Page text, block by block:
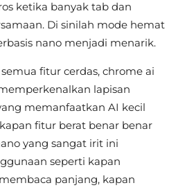
ketika banyak tab dan
Di sinilah mode hemat
nano menjadi menarik.
fitur cerdas, chrome ai
lapisan
memanfaatkan AI kecil
fitur berat benar benar
yang sangat irit ini
seperti kapan
panjang, kapan